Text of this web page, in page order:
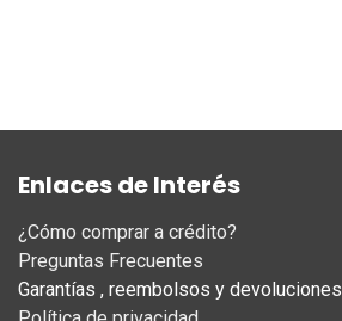
Enlaces de Interés
¿Cómo comprar a crédito?
Preguntas Frecuentes
Garantías , reembolsos y devoluciones